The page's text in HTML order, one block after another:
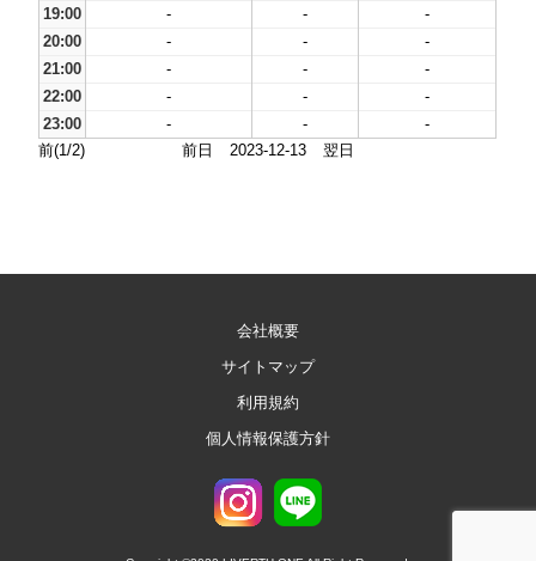
19:00
- -
-
20:00
- -
-
21:00
- -
-
22:00
- -
-
23:00
- -
-
前(1/2)
前日 2023-12-13 翌日
会社概要
サイトマップ
利用規約
個人情報保護方針